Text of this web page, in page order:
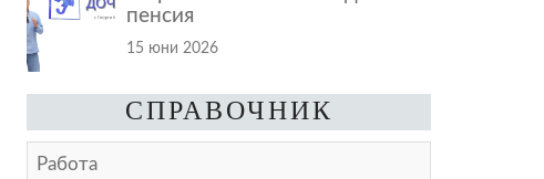
пенсия
15 юни 2026
СПРАВОЧНИК
Работа